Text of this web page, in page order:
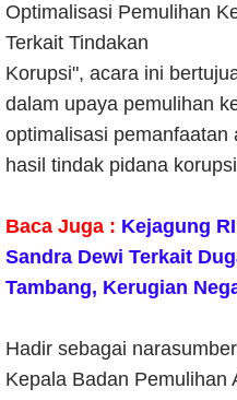
Optimalisasi Pemulihan
Terkait Tindakan
Korupsi", acara ini
dalam upaya pemulihan
optimalisasi pemanfaatan
hasil tindak pidana
Baca Juga : Kejagung
Sandra Dewi Terkait
Tambang, Kerugian
Hadir sebagai
Kepala Badan Pemulihan